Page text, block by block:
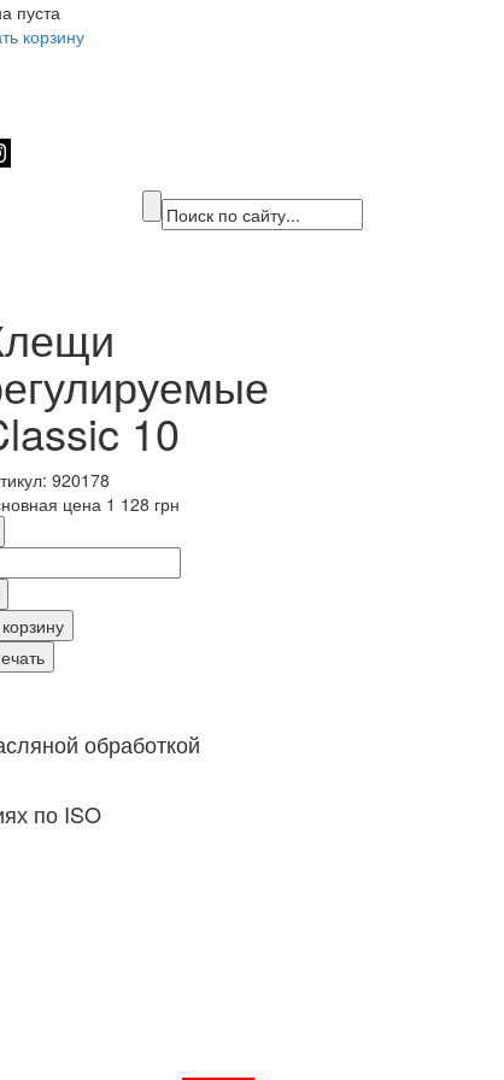
пуста
корзину
10
920178
цена 1 128 грн
обработкой
по ISO